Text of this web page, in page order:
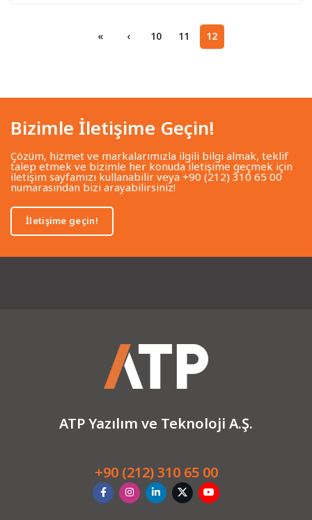
« ‹ 10 11 12
Bizimle İletişime Geçin!
Çözüm, hizmet ve markalarımızla ilgili bilgi almak, teklif
talep etmek ve bizimle her konuda iletişime geçmek için
iletişim sayfamızı kullanabilir veya +90 (212) 310 65 00
numarasından bizi arayabilirsiniz!
İletişime geçin!
ATP Yazılım ve Teknoloji A.Ş.
+90 (212) 310 65 00